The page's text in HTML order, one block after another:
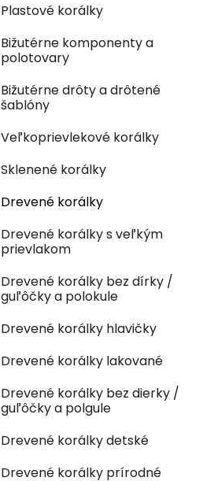
Plastové korálky
Bižutérne komponenty a
polotovary
Bižutérne drôty a drôtené
šablóny
Veľkoprievlekové korálky
Sklenené korálky
Drevené korálky
Drevené korálky s veľkým
prievlakom
Drevené korálky bez dírky /
guľôčky a polokule
Drevené korálky hlavičky
Drevené korálky lakované
Drevené korálky bez dierky /
guľôčky a polgule
Drevené korálky detské
Drevené korálky prírodné